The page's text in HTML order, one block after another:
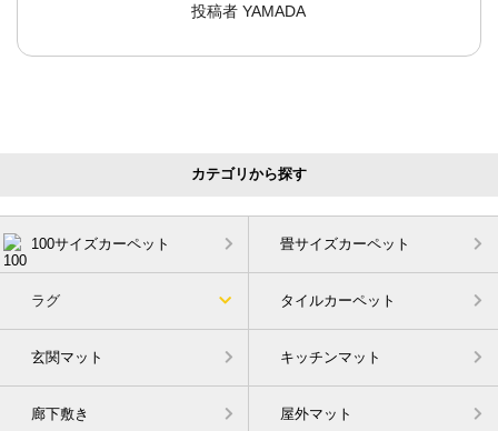
投稿者 YAMADA
カテゴリから探す
100サイズカーペット 畳サイズカーペット
ラグ タイルカーペット
玄関マット キッチンマット
廊下敷き 屋外マット